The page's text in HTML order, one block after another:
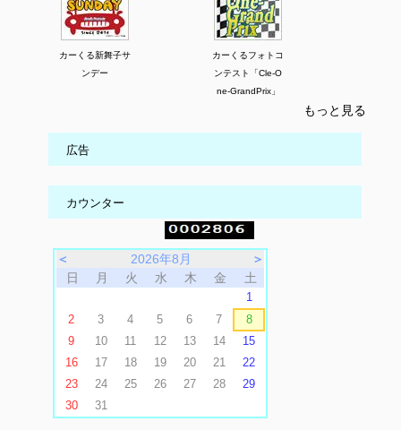
カーくる新舞子サ
ンデー
カーくるフォトコ
ンテスト「Cle-O
ne-GrandPrix」
もっと見る
広告
カウンター
＜ 2026年8月
＞
日
月 火 水 木 金 土
1
2
3 4 5 6 7
8
9
10 11 12 13 14
15
16
17 18 19 20 21
22
23
24 25 26 27 28
29
30
31